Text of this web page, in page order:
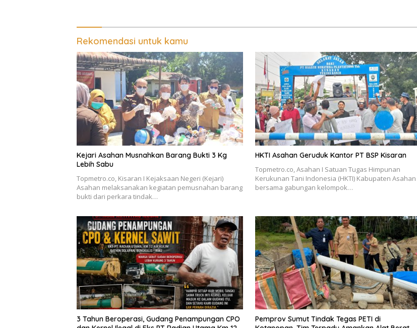
Rekomendasi untuk kamu
Kejari Asahan Musnahkan Barang Bukti 3 Kg
Lebih Sabu
Topmetro.co, Kisaran I Kejaksaan Negeri (Kejari)
Asahan melaksanakan kegiatan pemusnahan barang
bukti dari perkara tindak…
HKTI Asahan Geruduk Kantor PT BSP Kisaran
Topmetro.co, Asahan I Satuan Tugas Himpunan
Kerukunan Tani Indonesia (HKTI) Kabupaten Asahan
bersama gabungan kelompok…
3 Tahun Beroperasi, Gudang Penampungan CPO
Pemprov Sumut Tindak Tegas PETI di